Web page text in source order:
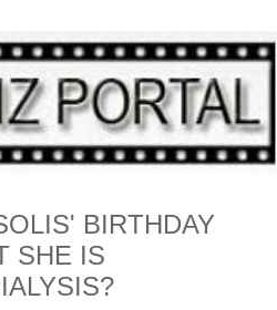
BIRTHDAY
SHE IS